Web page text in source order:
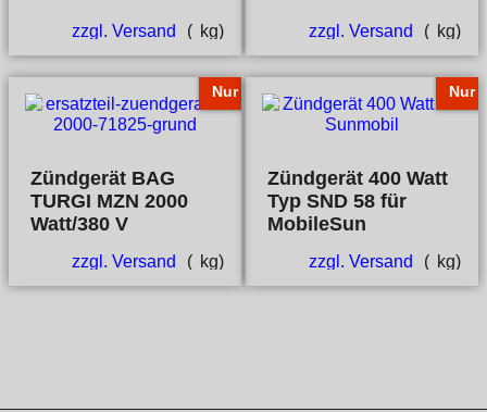
zzgl. Versand kg zzgl. Versand kg
Nur
Zündgerät BAG
TURGI MZN 2000
Watt/380 V
zzgl. Versand kg
Nur
Zündgerät 400 Watt
Typ SND 58 für
MobileSun
zzgl. Versand kg